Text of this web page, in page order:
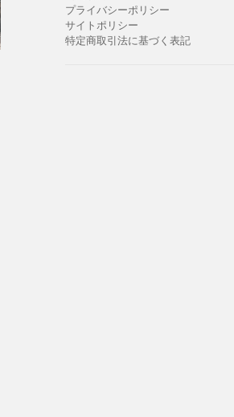
プライバシーポリシー
サイトポリシー
特定商取引法に基づく表記